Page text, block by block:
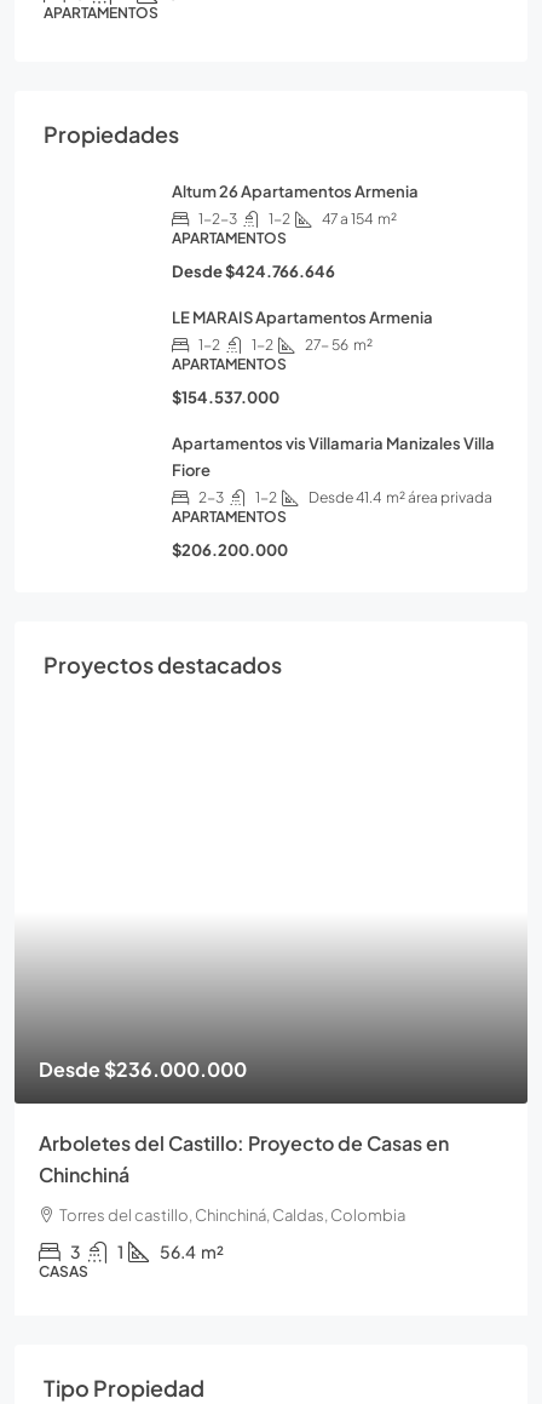
APARTAMENTOS
Propiedades
Altum 26 Apartamentos Armenia
1-2-3 1-2 47 a 154 m²
APARTAMENTOS
Desde$424.766.646
LE MARAIS Apartamentos Armenia
1-2 1-2 27- 56 m²
APARTAMENTOS
$154.537.000
Apartamentos vis Villamaria Manizales Villa
Fiore
2-3 1-2 Desde 41.4 m² área privada
APARTAMENTOS
$206.200.000
Proyectos destacados
Desde$236.000.000
Arboletes del Castillo: Proyecto de Casas en
Chinchiná
Torres del castillo, Chinchiná, Caldas, Colombia
3 1 56.4 m²
CASAS
Tipo Propiedad